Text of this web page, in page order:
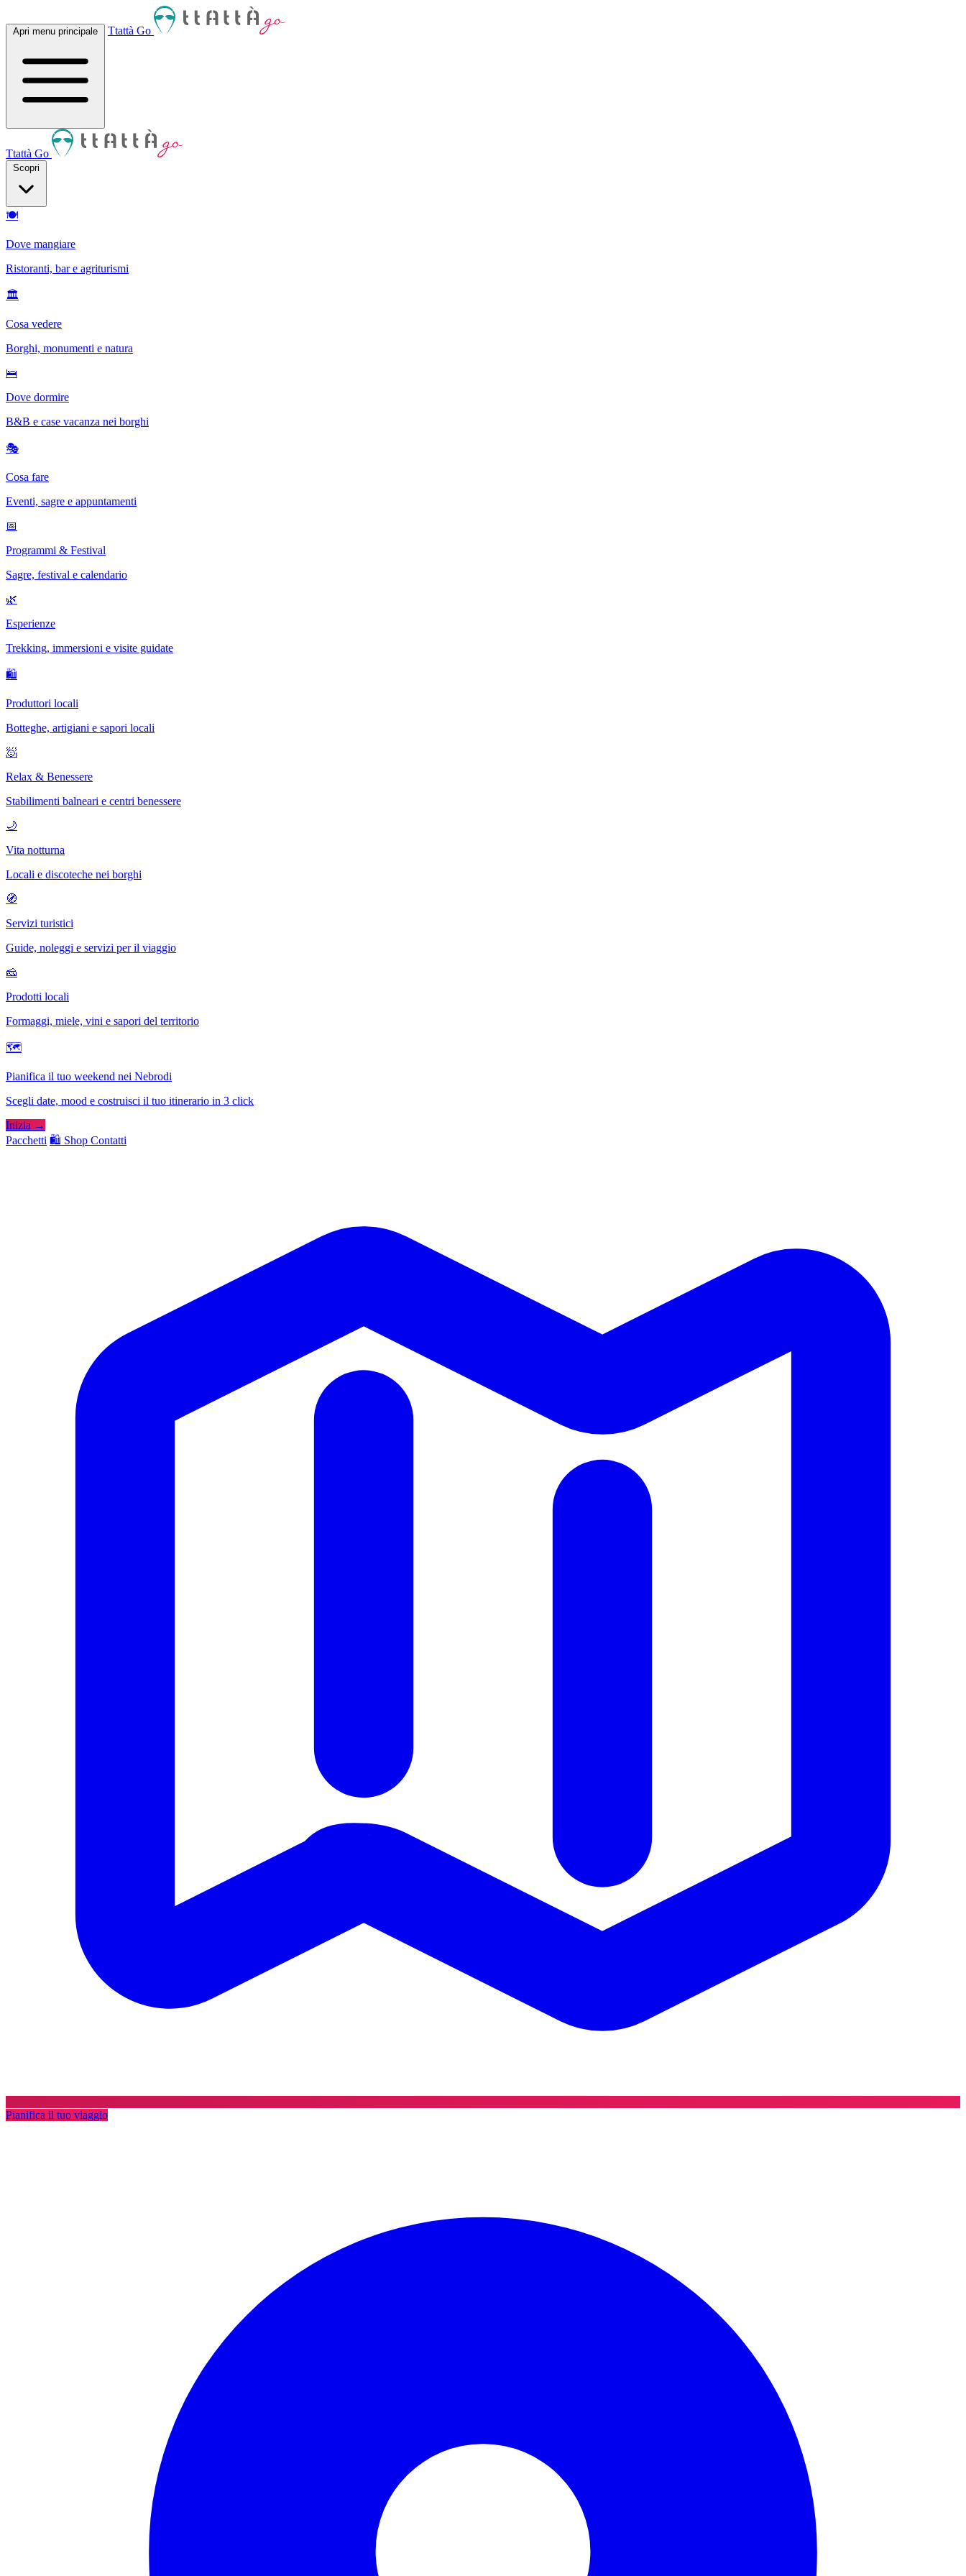
Apri menu principale Ttattà Go
Ttattà Go
Scopri
🍽
Dove mangiare
Ristoranti, bar e agriturismi
🏛
Cosa vedere
Borghi, monumenti e natura
🛌
Dove dormire
B&B e case vacanza nei borghi
🎭
Cosa fare
Eventi, sagre e appuntamenti
📅
Programmi & Festival
Sagre, festival e calendario
🌿
Esperienze
Trekking, immersioni e visite guidate
🛍
Produttori locali
Botteghe, artigiani e sapori locali
🧖
Relax & Benessere
Stabilimenti balneari e centri benessere
🌙
Vita notturna
Locali e discoteche nei borghi
🧭
Servizi turistici
Guide, noleggi e servizi per il viaggio
🧀
Prodotti locali
Formaggi, miele, vini e sapori del territorio
🗺
Pianifica il tuo weekend nei Nebrodi
Scegli date, mood e costruisci il tuo itinerario in 3 click
Inizia →
Pacchetti 🛍️ Shop Contatti
Pianifica il tuo viaggio